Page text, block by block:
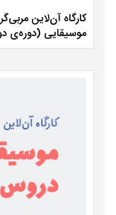
کارگاه آن‌لاین
موسیقایی (دوره‌ی